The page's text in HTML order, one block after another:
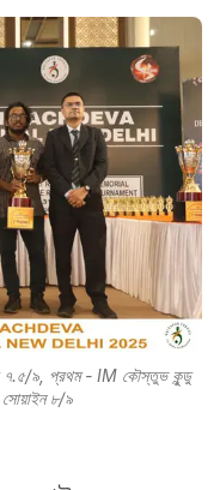
৭.৫/৯, প্রথম - IM কৌস্তুভ কুন্ডু
সোয়াইন ৮/৯